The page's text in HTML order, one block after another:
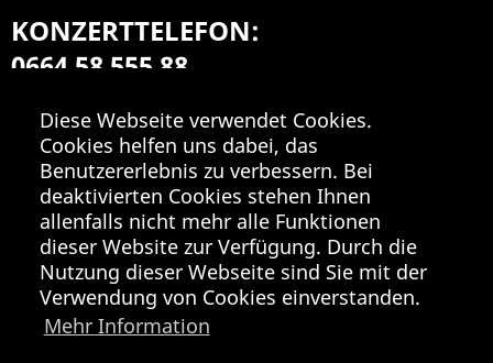
Diese Webseite verwendet Cookies.
Cookies helfen uns dabei, das
Benutzererlebnis zu verbessern. Bei
deaktivierten Cookies stehen Ihnen
allenfalls nicht mehr alle Funktionen
dieser Website zur Verfügung. Durch die
Nutzung dieser Webseite sind Sie mit der
Verwendung von Cookies einverstanden.
Mehr Information
KONZERTTELEFON:
0664 58 555 88
Mo-Fr 9:00-18:00